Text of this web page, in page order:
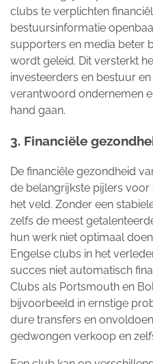
clubs te verplichten
bestuursinformatie
supporters en media beter
wordt geleid. Dit versterkt
investeerders en bestuur
verantwoord ondernemen
hand gaan.
3. Financiële
De financiële gezondheid
de belangrijkste pijlers
het veld. Zonder een
zelfs de meest
hun werk niet optimaal
Engelse clubs in het
succes niet automatisch
Clubs als Portsmouth en
bijvoorbeeld in ernstige
dure transfers en
gedwongen verkoop en